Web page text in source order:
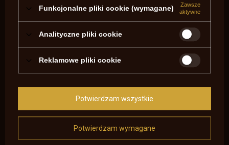
0
0
Kliknij ocenę aby filtrować opinie
Opinia potwierdzona zakupem
Kominek precyzyjnie wykonany, dobry wyrób.
Funkcjonalne pliki cookie (wymagane)
Zawsze
aktywne
Analityczne pliki cookie
Reklamowe pliki cookie
Potwierdzam wymagane
Potwierdzam wszystkie